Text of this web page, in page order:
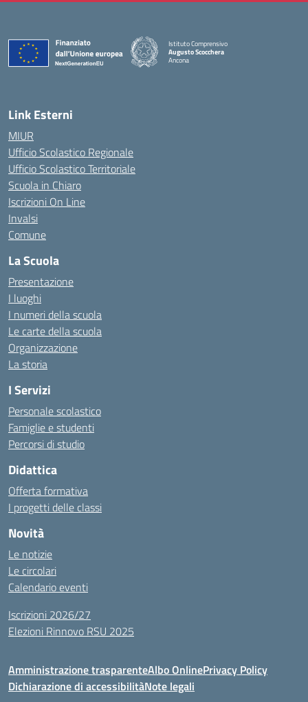
Istituto Comprensivo
Augusto Scocchera
Ancona
Link Esterni
MIUR
Ufficio Scolastico Regionale
Ufficio Scolastico Territoriale
Scuola in Chiaro
Iscrizioni On Line
Invalsi
Comune
La Scuola
Presentazione
I luoghi
I numeri della scuola
Le carte della scuola
Organizzazione
La storia
I Servizi
Personale scolastico
Famiglie e studenti
Percorsi di studio
Didattica
Offerta formativa
I progetti delle classi
Novità
Le notizie
Le circolari
Calendario eventi
Iscrizioni 2026/27
Elezioni Rinnovo RSU 2025
Amministrazione trasparenteAlbo OnlinePrivacy Policy
Dichiarazione di accessibilitàNote legali